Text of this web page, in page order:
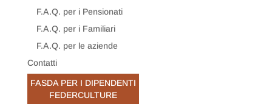
F.A.Q. per i Pensionati
F.A.Q. per i Familiari
F.A.Q. per le aziende
Contatti
FASDA PER I DIPENDENTI
FEDERCULTURE